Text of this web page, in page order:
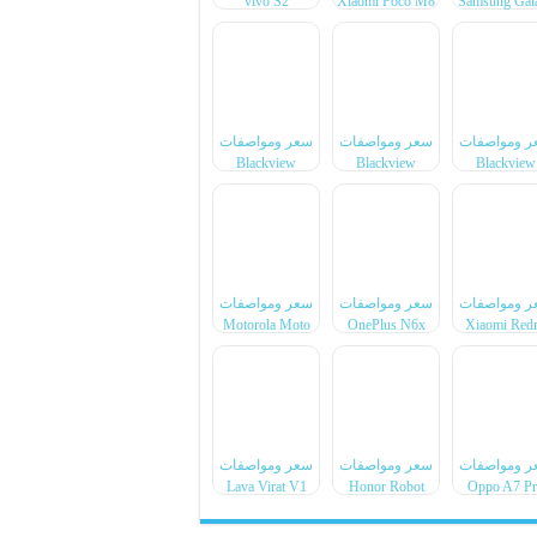
ومواصفات
Blackview
سعر ومواصفات
Blackview
سعر ومواصفات
Blackview
ومواصفات
Xiaomi
سعر ومواصفات
OnePlus N6x
سعر ومواصفات
Motorola Moto
ومواصفات
Oppo A7
سعر ومواصفات
Honor Robot
سعر ومواصفات
Lava Virat V1